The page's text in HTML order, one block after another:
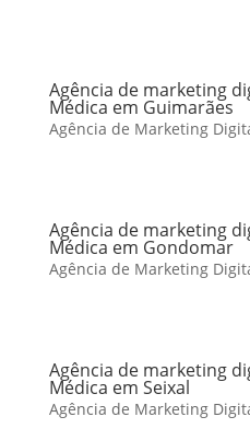
Agência de marketing
Médica em Guimarães
Agência de Marketing
Agência de marketing
Médica em Gondomar
Agência de Marketing
Agência de marketing
Médica em Seixal
Agência de Marketing